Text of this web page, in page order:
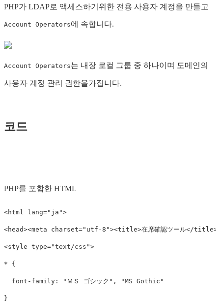
PHP가 LDAP로 액세스하기위한 전용 사용자 계정을 만들고
Account Operators에 속합니다.
Account Operators는 내장 로컬 그룹 중 하나이며 도메인의
사용자 계정 관리 권한을가집니다.
코드
PHP를 포함한 HTML
<html lang="ja">
<head><meta charset="utf-8"><title>在席確認ツール</title>
<style type="text/css">
* {
font-family : "ＭＳ ゴシック" , "MS Gothic"
}